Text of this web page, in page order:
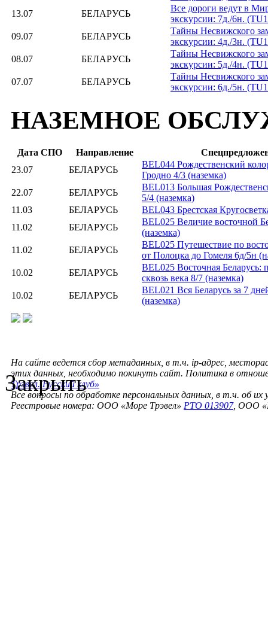
13.07
БЕЛАРУСЬ
Все дороги ведут в
экскурсии: 7д./6н.
09.07
БЕЛАРУСЬ
Тайны Несвижского
экскурсии: 4д./3н.
08.07
БЕЛАРУСЬ
Тайны Несвижского
экскурсии: 5д./4н.
07.07
БЕЛАРУСЬ
Тайны Несвижского
экскурсии: 6д./5н.
НАЗЕМНОЕ
Дата СПО Направление
23.07
БЕЛАРУСЬ
BEL044 Рождественский
Гродно 4/3 (наземка)
22.07
БЕЛАРУСЬ
BEL013 Большая
5/4 (наземка)
11.03
БЕЛАРУСЬ
BEL043 Брестская
11.02
БЕЛАРУСЬ
BEL025 Величие восточной
(наземка)
11.02
БЕЛАРУСЬ
BEL025 Путешествие по
от Полоцка до Гомеля 6д/5н
10.02
БЕЛАРУСЬ
BEL025 Восточная Беларусь:
сквозь века 8/7 (наземка)
10.02
БЕЛАРУСЬ
BEL021 Вся Беларусь за 7
(наземка)
На сайте ведется сбор метаданных, в т.ч. ip-адрес,
этих данных, необходимо покинуть сайт. Политика в
Трэвел. Русский клуб»
Все вопросы по обработке персональных данных, в т.ч. об их
Реестровые номера: ООО «Море Трэвел» РТО 013907, ООО
Закрыть